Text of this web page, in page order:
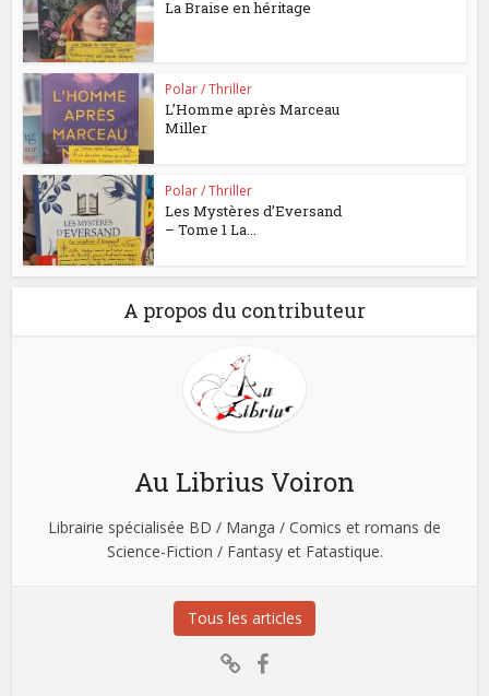
La Braise en héritage
Polar / Thriller
L’Homme après Marceau
Miller
Polar / Thriller
Les Mystères d’Eversand
– Tome 1 La...
A propos du contributeur
Au Librius Voiron
Librairie spécialisée BD / Manga / Comics et romans de
Science-Fiction / Fantasy et Fatastique.
Tous les articles